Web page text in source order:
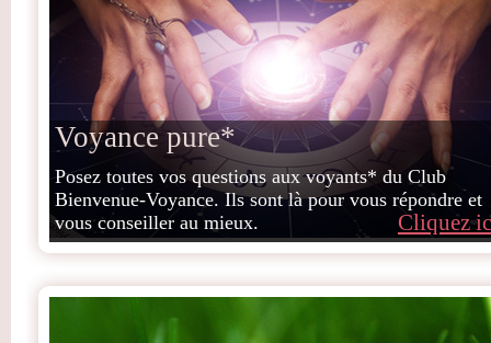
Voyance pure*
Cliquez
Posez toutes vos questions aux voyants* du Club
Bienvenue-Voyance. Ils sont là pour vous répondre et
vous conseiller au mieux.